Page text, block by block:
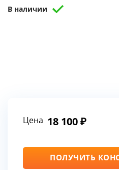
В наличии
Цена 18 100
ПОЛУЧИТЬ